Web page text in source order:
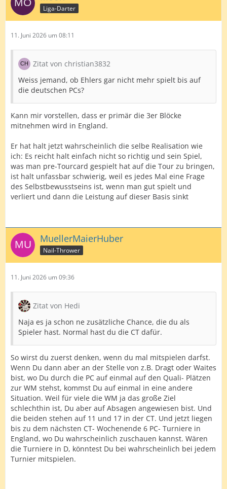
Liga-Darter
11. Juni 2026 um 08:11
Zitat von christian3832
Weiss jemand, ob Ehlers gar nicht mehr spielt bis auf
die deutschen PCs?
Kann mir vorstellen, dass er primär die 3er Blöcke
mitnehmen wird in England.
Er hat halt jetzt wahrscheinlich die selbe Realisation wie
ich: Es reicht halt einfach nicht so richtig und sein Spiel,
was man pre-Tourcard gespielt hat auf die Tour zu bringen,
ist halt unfassbar schwierig, weil es jedes Mal eine Frage
des Selbstbewusstseins ist, wenn man gut spielt und
verliert und dann die Leistung auf dieser Basis sinkt
MuellerMaierHuber
Nail-Thrower
11. Juni 2026 um 09:36
Zitat von Hedi
Naja es ja schon ne zusätzliche Chance, die du als
Spieler hast. Normal hast du die CT dafür.
So wirst du zuerst denken, wenn du mal mitspielen darfst.
Wenn Du dann aber an der Stelle von z.B. Dragt oder Waites
bist, wo Du durch die PC auf einmal auf den Quali- Plätzen
zur WM stehst, kommst Du auf einmal in eine andere
Situation. Weil für viele die WM ja das große Ziel
schlechthin ist, Du aber auf Absagen angewiesen bist. Und
die beiden stehen auf 11 und 17 in der CT. Und jetzt liegen
bis zu dem nächsten CT- Wochenende 6 PC- Turniere in
England, wo Du wahrscheinlich zuschauen kannst. Wären
die Turniere in D, könntest Du bei wahrscheinlich bei jedem
Turnier mitspielen.